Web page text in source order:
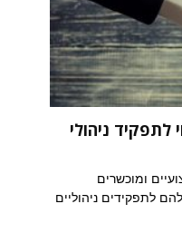
ומוכשרים
לתפקידים ניהוליים